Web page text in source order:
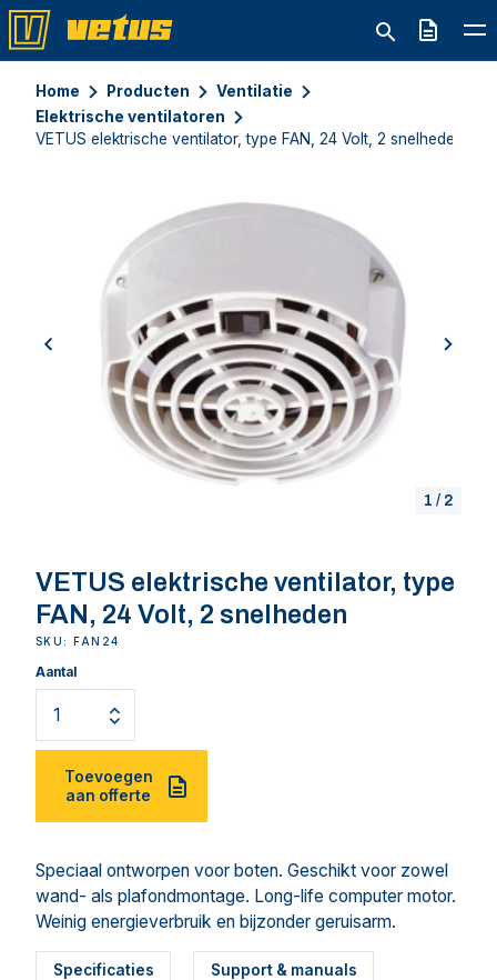
Offerte
Home Producten
Ventilatie
Elektrische ventilatoren
VETUS elektrische ventilator, type FAN, 24 Volt, 2 snelheden
previous next
1 / 2
VETUS elektrische ventilator, type
FAN, 24 Volt, 2 snelheden
SKU: FAN24
Aantal
Toevoegen
aan offerte
Speciaal ontworpen voor boten. Geschikt voor zowel
wand- als plafondmontage. Long-life computer motor.
Weinig energieverbruik en bijzonder geruisarm.
Specificaties Support & manuals